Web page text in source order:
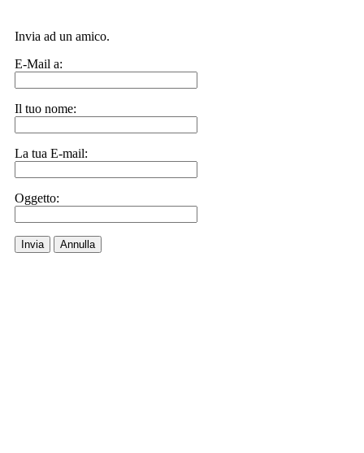
Invia ad un amico.
E-Mail a:
Il tuo nome:
La tua E-mail:
Oggetto:
Invia Annulla